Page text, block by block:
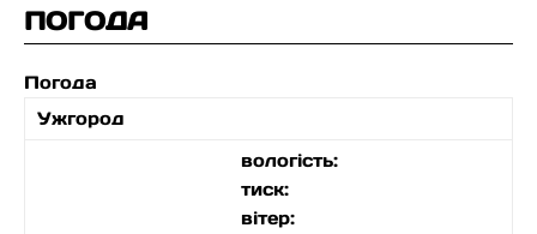
ПОГОДА
Погода
Ужгород
вологість:
тиск:
вітер: